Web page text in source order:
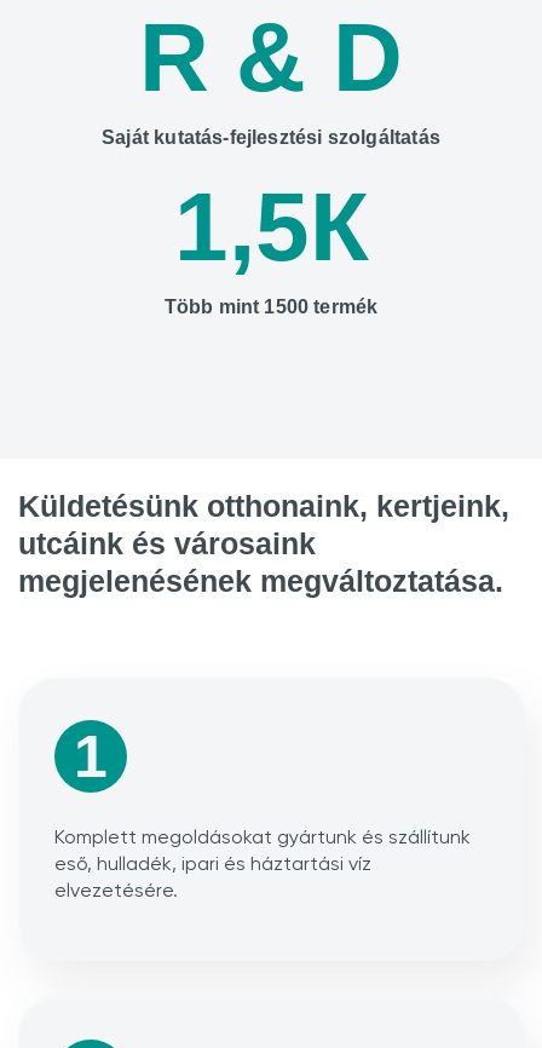
R & D
Saját kutatás-fejlesztési szolgáltatás
1,5К
Több mint 1500 termék
Küldetésünk otthonaink, kertjeink,
utcáink és városaink
megjelenésének megváltoztatása.
1
Komplett megoldásokat gyártunk és szállítunk
eső, hulladék, ipari és háztartási víz
elvezetésére.